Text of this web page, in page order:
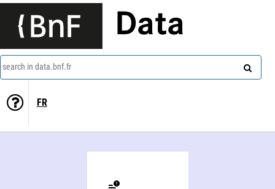
Data
search in data.bnf.fr
FR